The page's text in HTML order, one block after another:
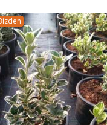
parlak yeşil
Çiçekler beyaz
veya gruplar